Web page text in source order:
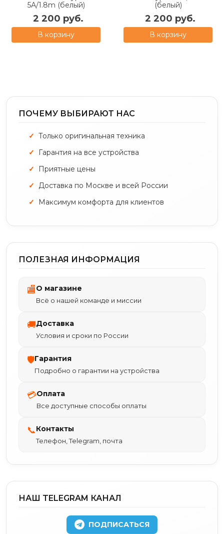
5А/1.8m (белый)
2 200 руб.
В корзину
(белый)
2 200 руб.
В корзину
ПОЧЕМУ ВЫБИРАЮТ НАС
Только оригинальная техника
Гарантия на все устройства
Приятные цены
Доставка по Москве и всей России
Максимум комфорта для клиентов
ПОЛЕЗНАЯ ИНФОРМАЦИЯ
🏬О магазине
Всё о нашей команде и миссии
🚚Доставка
Условия и сроки по России
🛡Гарантия
Подробно о гарантии на устройства
💳Оплата
Все доступные способы оплаты
📞Контакты
Телефон, Telegram, почта
НАШ TELEGRAM КАНАЛ
ПОДПИСАТЬСЯ